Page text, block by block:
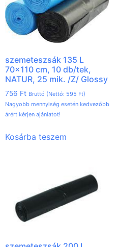
szemeteszsák 135 L
70×110 cm, 10 db/tek,
NATUR, 25 mik. /Z/ Glossy
756 Ft Bruttó (Nettó: 595 Ft)
Nagyobb mennyiség esetén kedvezőbb
árért kérjen ajánlatot!
Kosárba teszem